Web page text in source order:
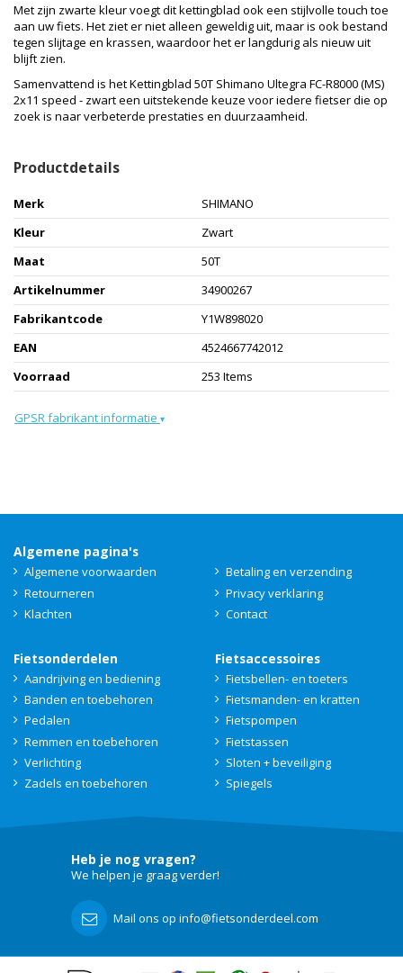
Met zijn zwarte kleur voegt dit kettingblad ook een stijlvolle touch toe
aan uw fiets. Het ziet er niet alleen geweldig uit, maar is ook bestand
tegen slijtage en krassen, waardoor het er langdurig als nieuw uit
blijft zien.
Samenvattend is het Kettingblad 50T Shimano Ultegra FC-R8000 (MS)
2x11 speed - zwart een uitstekende keuze voor iedere fietser die op
zoek is naar verbeterde prestaties en duurzaamheid.
Productdetails
Merk
SHIMANO
Kleur
Zwart
Maat
50T
Artikelnummer
34900267
Fabrikantcode
Y1W898020
EAN
4524667742012
Voorraad
253 Items
GPSR fabrikant informatie ▾
Algemene pagina's
Algemene voorwaarden
Betaling en verzending
Retourneren
Privacy verklaring
Klachten
Contact
Fietsonderdelen
Aandrijving en bediening
Banden en toebehoren
Pedalen
Remmen en toebehoren
Verlichting
Zadels en toebehoren
Fietsaccessoires
Fietsbellen- en toeters
Fietsmanden- en kratten
Fietspompen
Fietstassen
Sloten + beveiliging
Spiegels
Heb je nog vragen?
We helpen je graag verder!
Mail ons op info@fietsonderdeel.com